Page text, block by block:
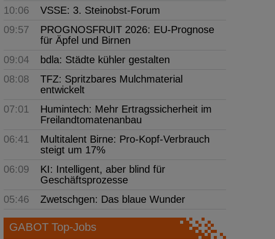
10:06
VSSE: 3. Steinobst-Forum
09:57
PROGNOSFRUIT 2026: EU-Prognose
für Äpfel und Birnen
09:04
bdla: Städte kühler gestalten
08:08
TFZ: Spritzbares Mulchmaterial
entwickelt
07:01
Humintech: Mehr Ertragssicherheit im
Freilandtomatenanbau
06:41
Multitalent Birne: Pro-Kopf-Verbrauch
steigt um 17%
06:09
KI: Intelligent, aber blind für
Geschäftsprozesse
05:46
Zwetschgen: Das blaue Wunder
GABOT Top-Jobs